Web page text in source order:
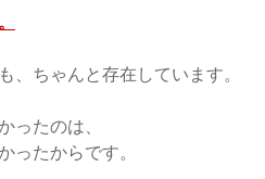
、ちゃんと存在しています。
ったのは、
ったからです。